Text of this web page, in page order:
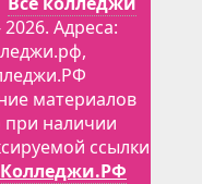
2026. Адреса:
материалов
наличии
ссылки